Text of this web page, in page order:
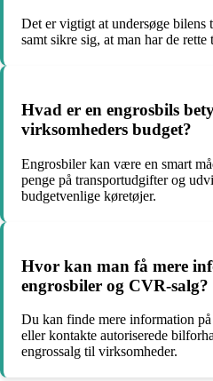
Det er vigtigt at undersøge
samt sikre sig, at man har de
Hvad er en engrosbils
virksomheders budget?
Engrosbiler kan være en smart
penge på transportudgifter og
budgetvenlige køretøjer.
Hvor kan man få mere
engrosbiler og CVR-salg?
Du kan finde mere information
eller kontakte autoriserede
engrossalg til virksomheder.